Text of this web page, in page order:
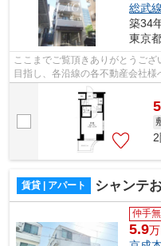
総武線
築34
東京
ここまでご覧頂きありがとうご
目指し、各沿線の各不動産会社
様へ提供しております！最新の情
賃貸 | アパート シャンテ
仲手
5.9